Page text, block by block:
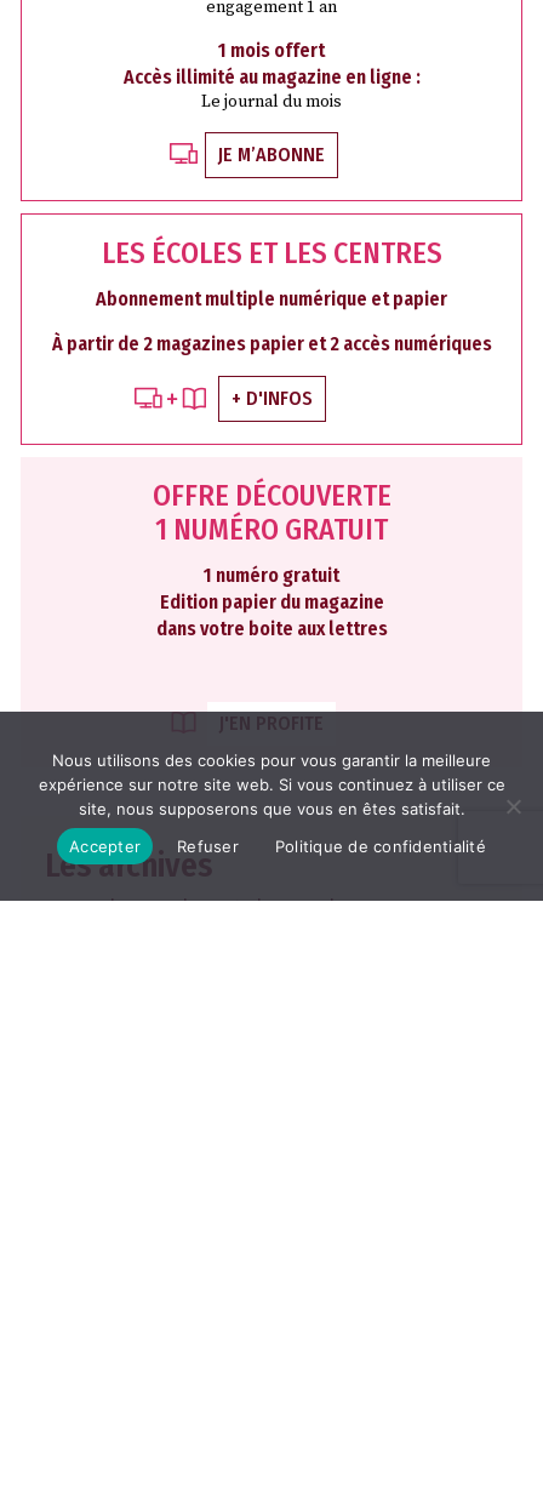
engagement 1 an
1 mois offert
Accès illimité au magazine en ligne :
Le journal du mois
JE M’ABONNE
LES ÉCOLES ET LES CENTRES
Abonnement multiple numérique et papier
À partir de 2 magazines papier et 2 accès numériques
+ D'INFOS
OFFRE DÉCOUVERTE
1 NUMÉRO GRATUIT
1 numéro gratuit
Edition papier du magazine
dans votre boite aux lettres
J'EN PROFITE
Les archives
2026 2025 2024 2023 2022
Nous utilisons des cookies pour vous garantir la meilleure
expérience sur notre site web. Si vous continuez à utiliser ce
site, nous supposerons que vous en êtes satisfait.
Accepter
Refuser Politique de confidentialité